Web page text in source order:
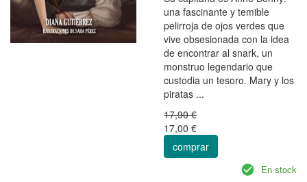
una fascinante y temible
pelirroja de ojos verdes que
vive obsesionada con la idea
de encontrar al snark, un
monstruo legendario que
custodia un tesoro. Mary y los
piratas ...
17,90 €
17,00 €
comprar
En stock